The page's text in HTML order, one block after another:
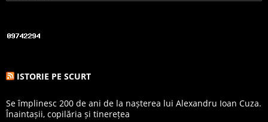
ISTORIE PE SCURT
Se împlinesc 200 de ani de la nașterea lui Alexandru Ioan Cuza.
Înaintașii, copilăria și tinerețea